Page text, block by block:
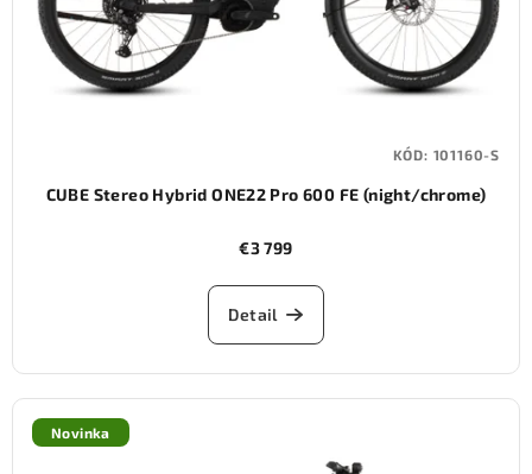
CUBE Stereo Hybrid ONE22 Pro 600 FE (night/chrome)
€3 799
Detail
KÓD: 101160-S
Novinka